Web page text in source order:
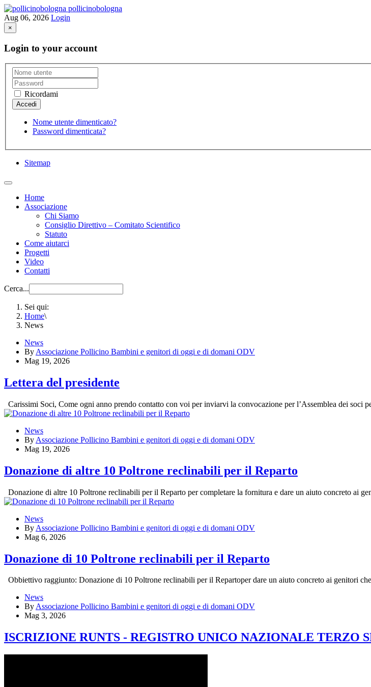
pollicinobologna
Aug 06, 2026 Login
×
Login to your account
Ricordami
Nome utente dimenticato?
Password dimenticata?
Sitemap
Home
Associazione
Chi Siamo
Consiglio Direttivo – Comitato Scientifico
Statuto
Come aiutarci
Progetti
Video
Contatti
Cerca...
Sei qui:
Home\
News
News
By Associazione Pollicino Bambini e genitori di oggi e di domani ODV
Mag 19, 2026
Lettera del presidente
Carissimi Soci, Come ogni anno prendo contatto con voi per inviarvi la convocazione per l’Assemblea dei
News
By Associazione Pollicino Bambini e genitori di oggi e di domani ODV
Mag 19, 2026
Donazione di altre 10 Poltrone reclinabili per il Reparto
Donazione di altre 10 Poltrone reclinabili per il Reparto per completare la fornitura e dare un aiuto concreto ai
News
By Associazione Pollicino Bambini e genitori di oggi e di domani ODV
Mag 6, 2026
Donazione di 10 Poltrone reclinabili per il Reparto
Obbiettivo raggiunto: Donazione di 10 Poltrone reclinabili per il Repartoper dare un aiuto concreto ai genitori
News
ByAssociazione Pollicino Bambini e genitori di oggi e di domani ODV
Mag 3, 2026
ISCRIZIONE RUNTS - REGISTRO UNICO NAZIONALE TERZO